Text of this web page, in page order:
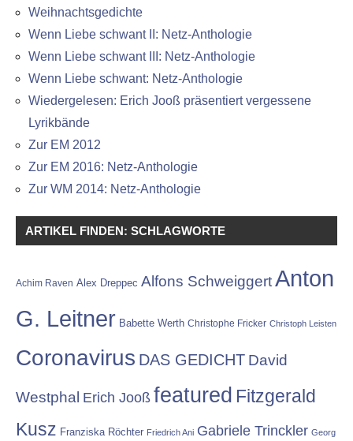
Weihnachtsgedichte
Wenn Liebe schwant II: Netz-Anthologie
Wenn Liebe schwant III: Netz-Anthologie
Wenn Liebe schwant: Netz-Anthologie
Wiedergelesen: Erich Jooß präsentiert vergessene
Lyrikbände
Zur EM 2012
Zur EM 2016: Netz-Anthologie
Zur WM 2014: Netz-Anthologie
ARTIKEL FINDEN: SCHLAGWORTE
Achim Raven Alex Dreppec Alfons SchweiggertAnton
G. Leitner Babette Werth Christophe Fricker Christoph Leisten
Coronavirus DAS GEDICHT David
Westphal Erich Jooß featured Fitzgerald
Kusz Franziska Röchter Friedrich Ani Gabriele Trinckler Georg